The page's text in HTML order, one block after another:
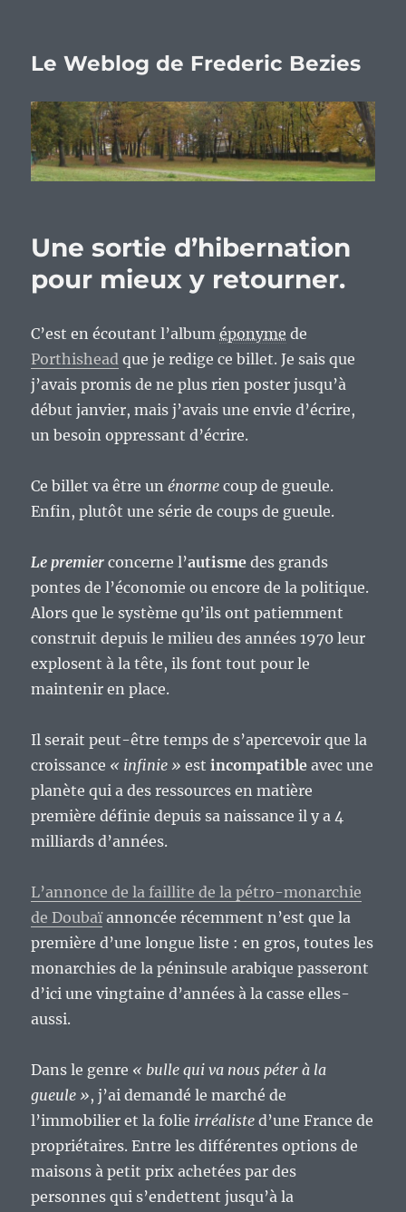
Le Weblog de Frederic Bezies
Une sortie d’hibernation
pour mieux y retourner.
C’est en écoutant l’albuméponyme de
Porthishead que je redige ce billet. Je sais que
j’avais promis de ne plus rien poster jusqu’à
début janvier, mais j’avais une envie d’écrire,
un besoin oppressant d’écrire.
Ce billet va être unénorme coup de gueule.
Enfin, plutôt une série de coups de gueule.
Le premier concerne l’autisme des grands
pontes de l’économie ou encore de la politique.
Alors que le système qu’ils ont patiemment
construit depuis le milieu des années 1970 leur
explosent à la tête, ils font tout pour le
maintenir en place.
Il serait peut-être temps de s’apercevoir que la
croissance « infinie » estincompatible avec une
planète qui a des ressources en matière
première définie depuis sa naissance il y a 4
milliards d’années.
L’annonce de la faillite de la pétro-monarchie
de Doubaïannoncée récemment n’est que la
première d’une longue liste : en gros, toutes les
monarchies de la péninsule arabique passeront
d’ici une vingtaine d’années à la casse elles-
aussi.
Dans le genre « bulle qui va nous péter à la
gueule », j’ai demandé le marché de
l’immobilier et la folie irréaliste d’une France de
propriétaires. Entre les différentes options de
maisons à petit prix achetées par des
personnes qui s’endettent jusqu’à la